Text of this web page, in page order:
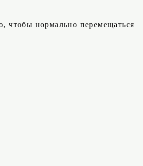
чтобы нормально перемещаться